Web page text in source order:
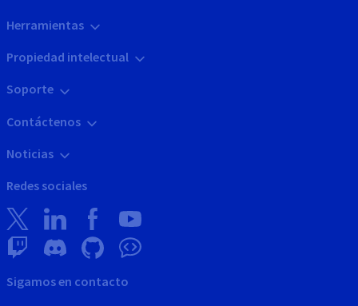
Herramientas
Propiedad intelectual
Soporte
Contáctenos
Noticias
Redes sociales
Sigamos en contacto